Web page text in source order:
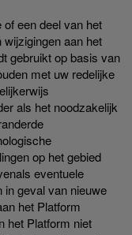
een deel van het
aan het
gebruikt op basis van
met uw redelijke
als het noodzakelijk
op het gebied
eventuele
in geval van nieuwe
het Platform
het Platform niet